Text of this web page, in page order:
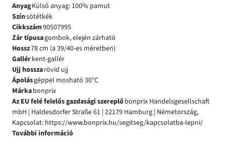
AnyagKülső anyag: 100% pamut
Színsötétkék
Cikkszám90507995
Zár típusagombok, elején zárható
Hossz78 cm (a 39/40-es méretben)
Gallérkent-gallér
Ujj hosszarövid ujj
Ápolásgéppel mosható 30°C
Márkabonprix
Az EU felé felelős gazdasági szereplőbonprix Handelsgesellschaft
mbH | Haldesdorfer Straße 61 | 22179 Hamburg | Németország,
Kapcsolat: https://www.bonprix.hu/segitseg/kapcsolatba-lepni/
További információ